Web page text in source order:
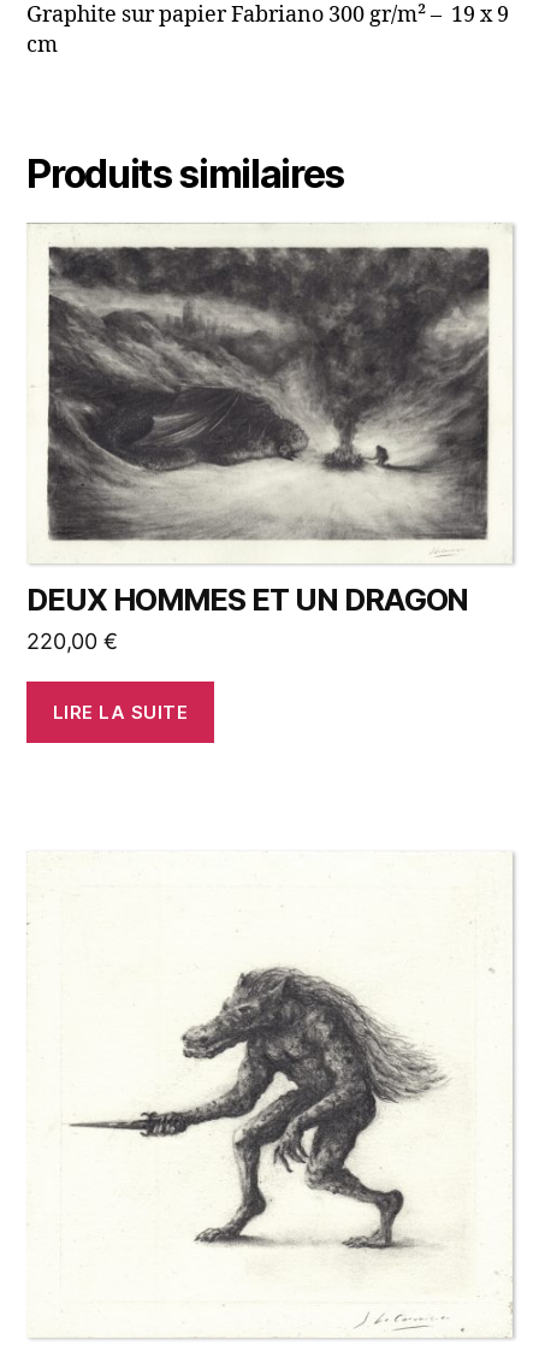
Graphite sur papier Fabriano 300 gr/m² – 19 x 9
cm
Produits similaires
DEUX HOMMES ET UN DRAGON
220,00 €
LIRE LA SUITE